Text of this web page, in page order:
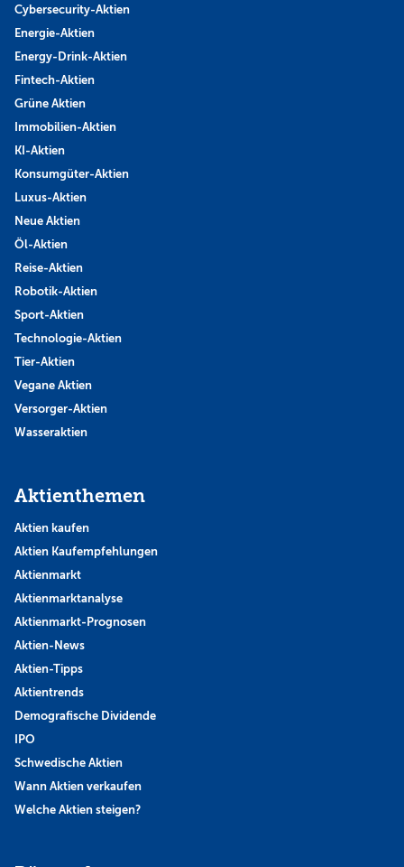
Cybersecurity-Aktien
Energie-Aktien
Energy-Drink-Aktien
Fintech-Aktien
Grüne Aktien
Immobilien-Aktien
KI-Aktien
Konsumgüter-Aktien
Luxus-Aktien
Neue Aktien
Öl-Aktien
Reise-Aktien
Robotik-Aktien
Sport-Aktien
Technologie-Aktien
Tier-Aktien
Vegane Aktien
Versorger-Aktien
Wasseraktien
Aktienthemen
Aktien kaufen
Aktien Kaufempfehlungen
Aktienmarkt
Aktienmarktanalyse
Aktienmarkt-Prognosen
Aktien-News
Aktien-Tipps
Aktientrends
Demografische Dividende
IPO
Schwedische Aktien
Wann Aktien verkaufen
Welche Aktien steigen?